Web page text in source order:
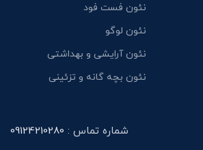
نئون فست فود
نئون لوگو
نئون آرایشی و بهداشتی
نئون بچه گانه و تزئینی
شماره تماس : 09124210280